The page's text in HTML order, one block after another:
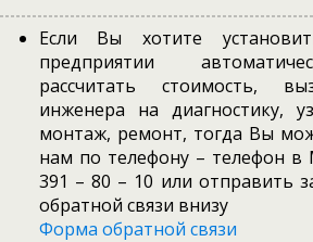
Если Вы хотите
предприятии
рассчитать стоимость,
инженера на диагностику,
монтаж, ремонт, тогда Вы
нам по телефону – телефон в
391 – 80 – 10 или отправить
обратной связи внизу
Форма обратной связи